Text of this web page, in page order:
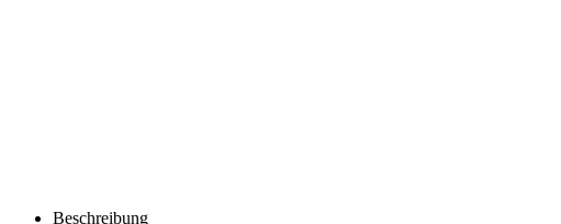
Beschreibung